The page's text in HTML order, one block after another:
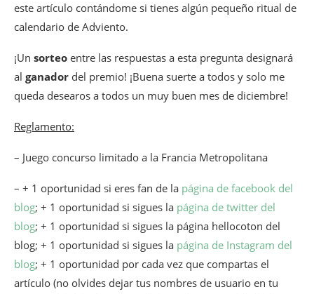
este artículo contándome si tienes algún pequeño ritual de
calendario de Adviento.
¡Un sorteo entre las respuestas a esta pregunta designará
al ganador del premio! ¡Buena suerte a todos y solo me
queda desearos a todos un muy buen mes de diciembre!
Reglamento:
– Juego concurso limitado a la Francia Metropolitana
– + 1 oportunidad si eres fan de la página de facebook del
blog; + 1 oportunidad si sigues la página de twitter del
blog; + 1 oportunidad si sigues la página hellocoton del
blog; + 1 oportunidad si sigues la página de Instagram del
blog; + 1 oportunidad por cada vez que compartas el
artículo (no olvides dejar tus nombres de usuario en tu